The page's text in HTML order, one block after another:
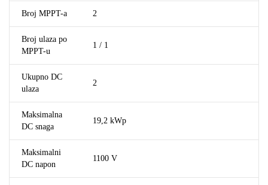
Broj MPPT-a 2
Broj ulaza po
MPPT-u
1 / 1
Ukupno DC
ulaza
2
Maksimalna
DC snaga
19,2 kWp
Maksimalni
DC napon
1100 V